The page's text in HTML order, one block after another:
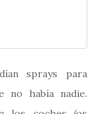
sprays para
no había nadie.